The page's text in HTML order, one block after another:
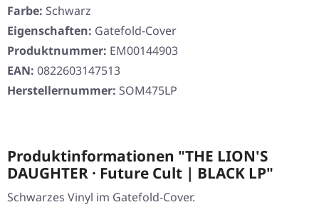
Farbe: Schwarz
Eigenschaften: Gatefold-Cover
Produktnummer: EM00144903
EAN: 0822603147513
Herstellernummer: SOM475LP
Produktinformationen "THE LION'S
DAUGHTER · Future Cult | BLACK LP"
Schwarzes Vinyl im Gatefold-Cover.